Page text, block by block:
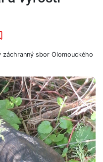
záchranný sbor Olomouckého